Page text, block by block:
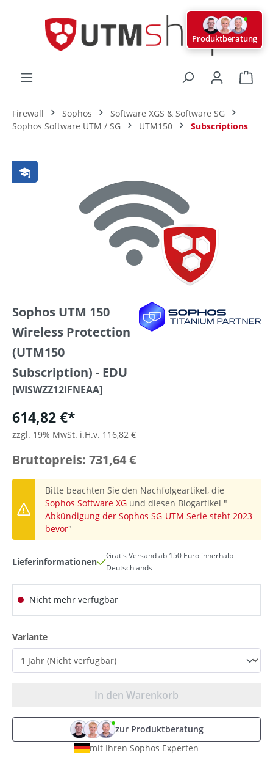
Firewall Sophos
Software XGS & Software SG
Sophos Software UTM / SG
UTM150 Subscriptions
Bildergalerie überspringen
Sophos UTM 150
Wireless Protection
(UTM150
Subscription) - EDU
[WISWZZ12IFNEAA]
614,82 €*
zzgl. 19% MwSt. i.H.v. 116,82 €
Bruttopreis: 731,64 €
Bitte beachten Sie den Nachfolgeartikel, die
Sophos Software XG und diesen Blogartikel "
Abkündigung der Sophos SG-UTM Serie steht 2023
bevor"
Lieferinformationen
Gratis Versand ab 150 Euro innerhalb
Deutschlands
Nicht mehr verfügbar
Varianteauswählen
In den Warenkorb
zur Produktberatung
mit Ihren Sophos Experten
Produktberatung